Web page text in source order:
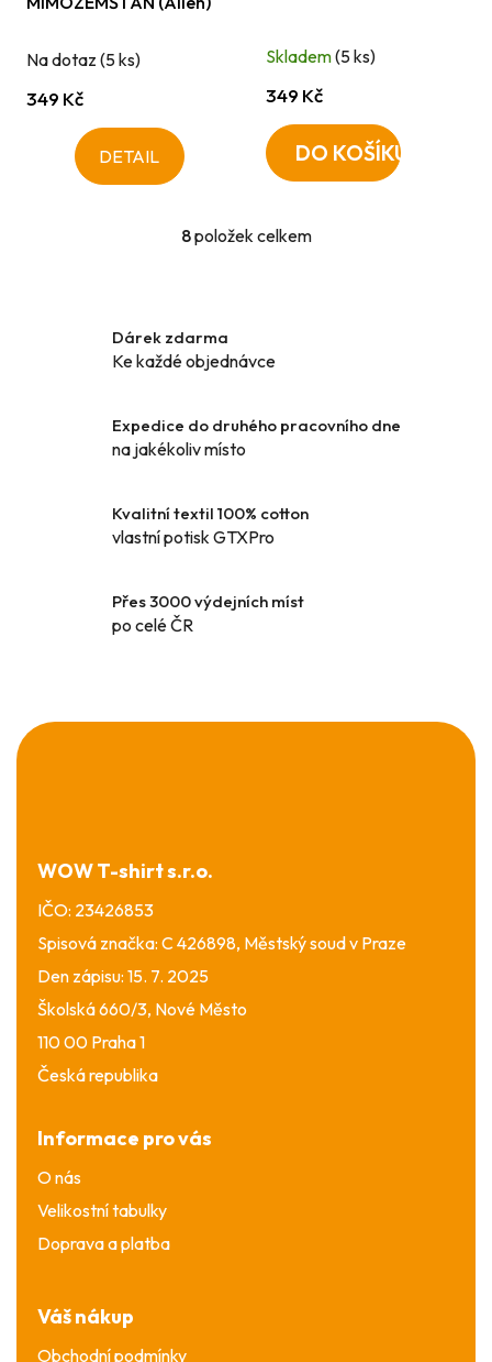
Na dotaz (5 ks)
349 Kč
DETAIL
Skladem(5 ks)
349 Kč
DO KOŠÍKU
O
a
p
k
y
p
8položek celkem
Dárek zdarma
Ke každé objednávce
Expedice do druhého pracovního dne
na jakékoliv místo
Kvalitní textil 100% cotton
vlastní potisk GTXPro
Přes 3000 výdejních míst
po celé ČR
Z
á
WOW T-shirt s.r.o.
IČO: 23426853
Spisová značka: C 426898, Městský soud v Praze
Den zápisu: 15. 7. 2025
Školská 660/3, Nové Město
110 00 Praha 1
Česká republika
Informace pro vás
O nás
Velikostní tabulky
Doprava a platba
Váš nákup
Obchodní podmínky